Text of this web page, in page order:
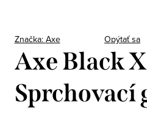
Axe Black
Sprchovací
Značka: Axe Opýtať sa